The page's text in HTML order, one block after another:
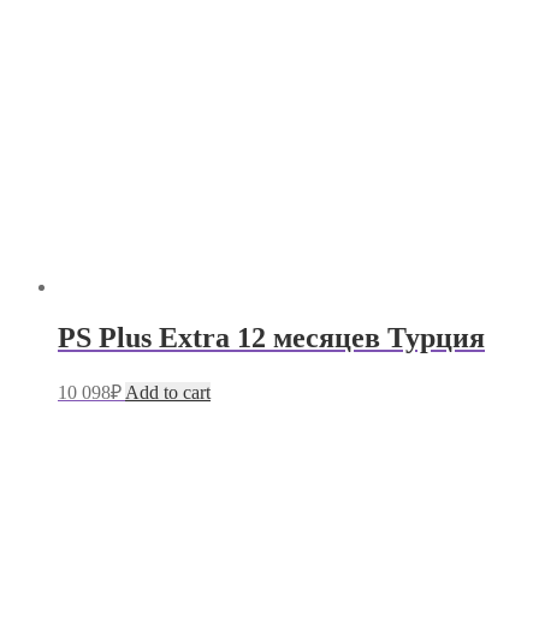
PS Plus Extra 12 месяцев Турция
10 098₽ Add to cart